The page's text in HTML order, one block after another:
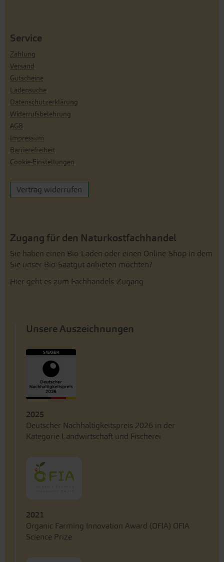
Service
Zahlung
Versand
Gutscheine
Ladensuche
Datenschutzerklärung
Widerrufsbelehrung
AGB
Impressum
Barrierefreiheit
Cookie-Einstellungen
Vertrag widerrufen
Zugang für den Naturkostfachhandel
Sie haben einen Bio-Laden oder einen Online-Shop in dem
Sie unser Bio-Saatgut anbieten möchten?
Hier geht es zum Fachhandels-Zugang
Unsere Auszeichnungen
2025
Deutscher Nachhaltigkeitspreis 2026 in der
Kategorie Landwirtschaft und Fischerei
2021
Organic Farming Innovation Award (OFIA) OFIA
Science Prize